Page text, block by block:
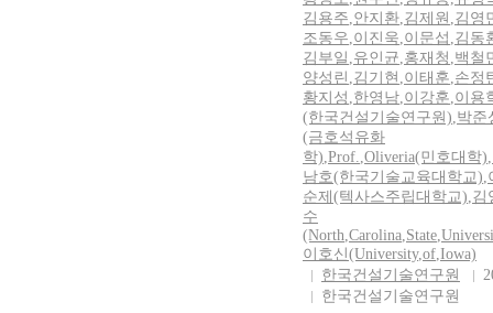
김용주,안지환,김제원 ,김영
조동우,이진욱,이문섭 ,김동
김부일 ,유인균,홍재청 ,백철
양성린 ,김기현 ,이태훈,손정
황지성 ,한영남,이강훈,이용
(한국건설기술연구원),박준
(금호석유화
학),Prof.,Oliveria(민호대학),
남호(한국기술교육대학교),
순제(텍사스주립대학교),김
수
(North,Carolina,State,
이호신(University,of,Iowa)
한국건설기술연구원
한국건설기술연구원